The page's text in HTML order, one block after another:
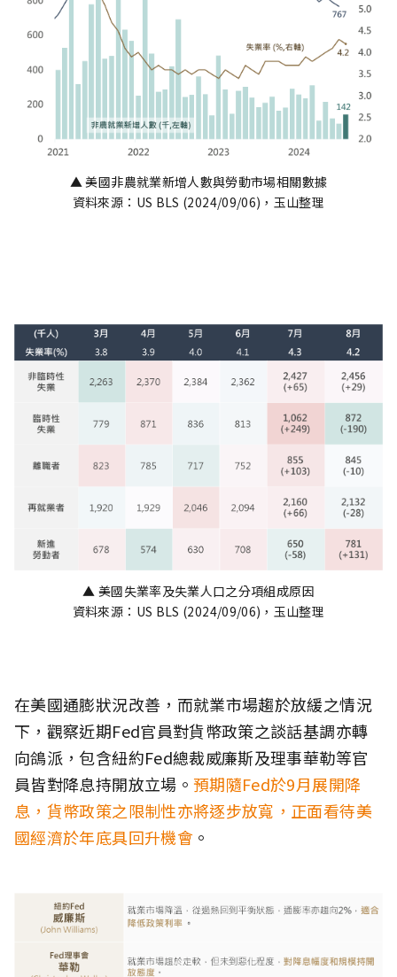
▲ 美國非農就業新增人數與勞動市場相關數據
資料來源：US BLS (2024/09/06)，玉山整理
▲ 美國失業率及失業人口之分項組成原因
資料來源：US BLS (2024/09/06)，玉山整理
在美國通膨狀況改善，而就業市場趨於放緩之情況
下，觀察近期Fed官員對貨幣政策之談話基調亦轉
向鴿派，包含紐約Fed總裁威廉斯及理事華勒等官
員皆對降息持開放立場。 預期隨Fed於9月展開降
息，貨幣政策之限制性亦將逐步放寬，正面看待美
國經濟於年底具回升機會。